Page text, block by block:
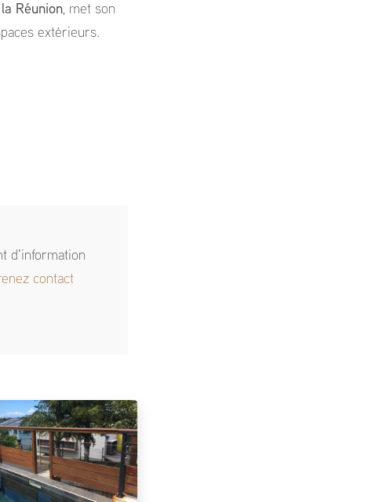
Réunion, met son
extérieurs.
d'information
contact